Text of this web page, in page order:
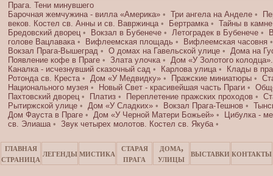
Прага. Тени минувшего
Барочная жемчужина - вилла «Америка» • Три ангела на Анделе •
веков. Костел св. Анны и св. Вавржинца• Бертрамка• Тайны в
Бредовский дворец • Вокзал в Бубенече • Летоградек в Бубенече •
голове Вацлавака• Вифлеемская площадь • Вифлеемская часовня
Вокзал Прага-Вышеград • О домах на Гавельской улице • Дома на
Появление кофе в Праге • Злата улочка• Дом «У Золотого
Каналка - исчезнувший сказочный сад • Карлова улица•
Клады в
Ротонда св. Креста• Дом «У Медвидку» • Пражские миниатюры •
Национального музея • Новый Свет - красивейшая часть Праги •
Пахтовский дворец • Платиз • Переплетение пражских проходов •
Рытиржской улице • Дом «У Сладких» • Вокзал Прага-Тешнов •
Дом Фауста в Праге • Дом «У Черной Матери Божьей» •
Цибулка -
св. Элиаша• Звук четырех молотов. Костел св. Якуба•
главная
страница
легенды мистика
старая
прага
дома,
улицы
выставки контакты